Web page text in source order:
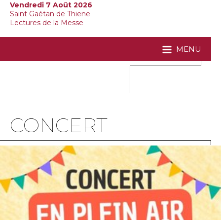
Vendredi 7 Août 2026
Saint Gaétan de Thiene
Lectures de la Messe
MENU
CONCERT